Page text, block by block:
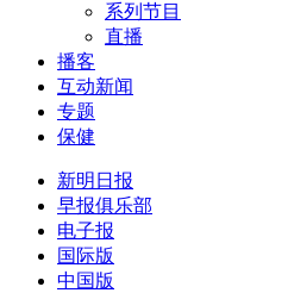
系列节目
直播
播客
互动新闻
专题
保健
新明日报
早报俱乐部
电子报
国际版
中国版